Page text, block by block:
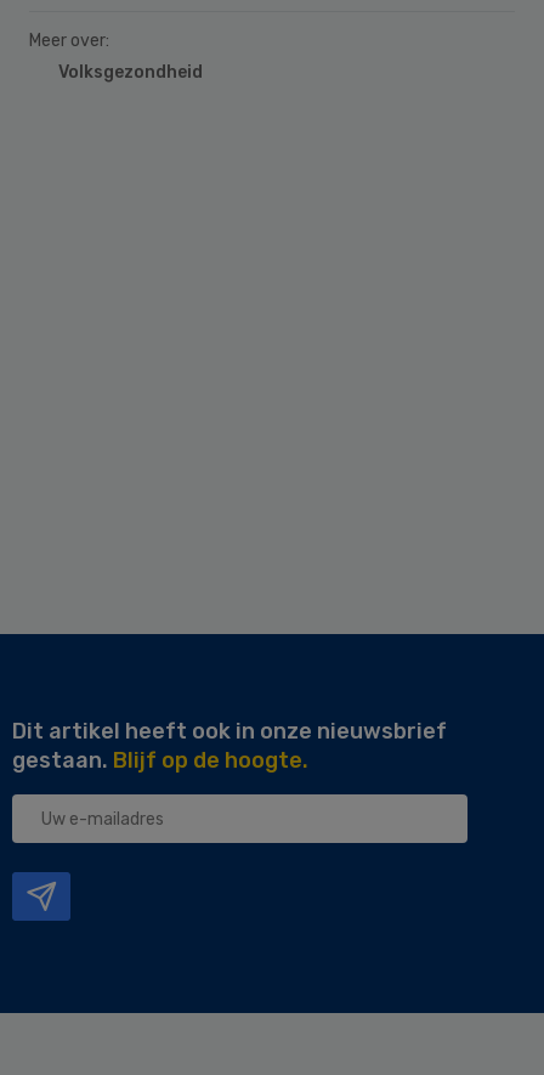
Meer over:
Volksgezondheid
Dit artikel heeft ook in onze nieuwsbrief
gestaan. Blijf op de hoogte.
Uw